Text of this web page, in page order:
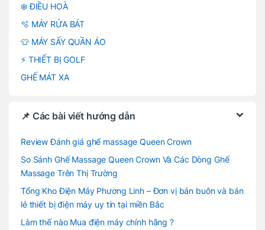
❄️ ĐIỀU HOÀ
🫧 MÁY RỬA BÁT
👕 MÁY SẤY QUẦN ÁO
⚡ THIẾT BỊ GOLF
GHẾ MÁT XA
📌 Các bài viết hướng dẫn
Review Đánh giá ghế massage Queen Crown
So Sánh Ghế Massage Queen Crown Và Các Dòng Ghế
Massage Trên Thị Trường
Tổng Kho Điện Máy Phương Linh – Đơn vị bán buôn và bán
lẻ thiết bị điện máy uy tín tại miền Bắc
Làm thế nào Mua điện máy chính hãng ?